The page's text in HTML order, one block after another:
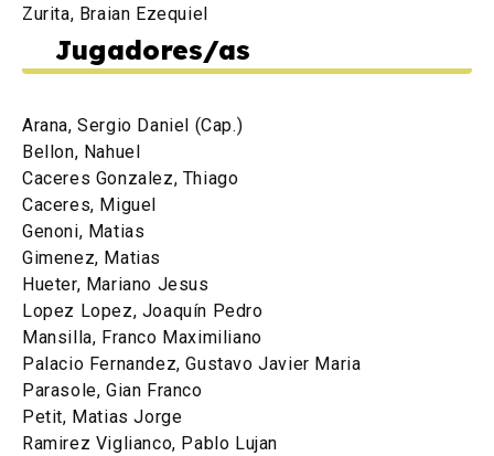
Zurita, Braian Ezequiel
Jugadores/as
Arana, Sergio Daniel (Cap.)
Bellon, Nahuel
Caceres Gonzalez, Thiago
Caceres, Miguel
Genoni, Matias
Gimenez, Matias
Hueter, Mariano Jesus
Lopez Lopez, Joaquín Pedro
Mansilla, Franco Maximiliano
Palacio Fernandez, Gustavo Javier Maria
Parasole, Gian Franco
Petit, Matias Jorge
Ramirez Viglianco, Pablo Lujan